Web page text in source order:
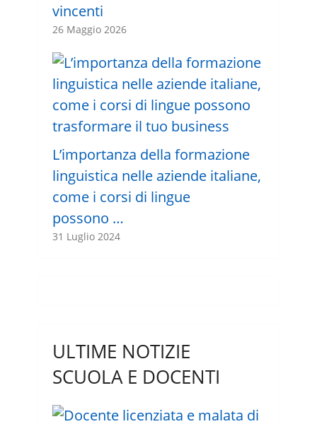
vincenti
26 Maggio 2026
L’importanza della formazione
linguistica nelle aziende italiane,
come i corsi di lingue
possono …
31 Luglio 2024
ULTIME NOTIZIE
SCUOLA E DOCENTI